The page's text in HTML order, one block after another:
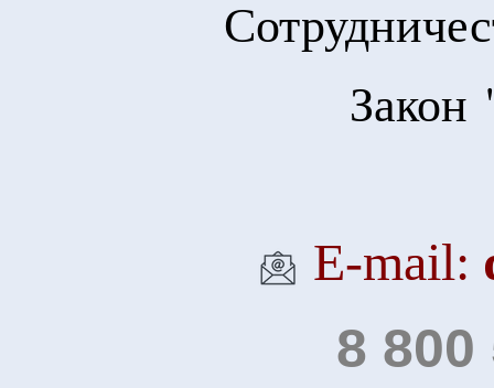
Е-mail:
8 800